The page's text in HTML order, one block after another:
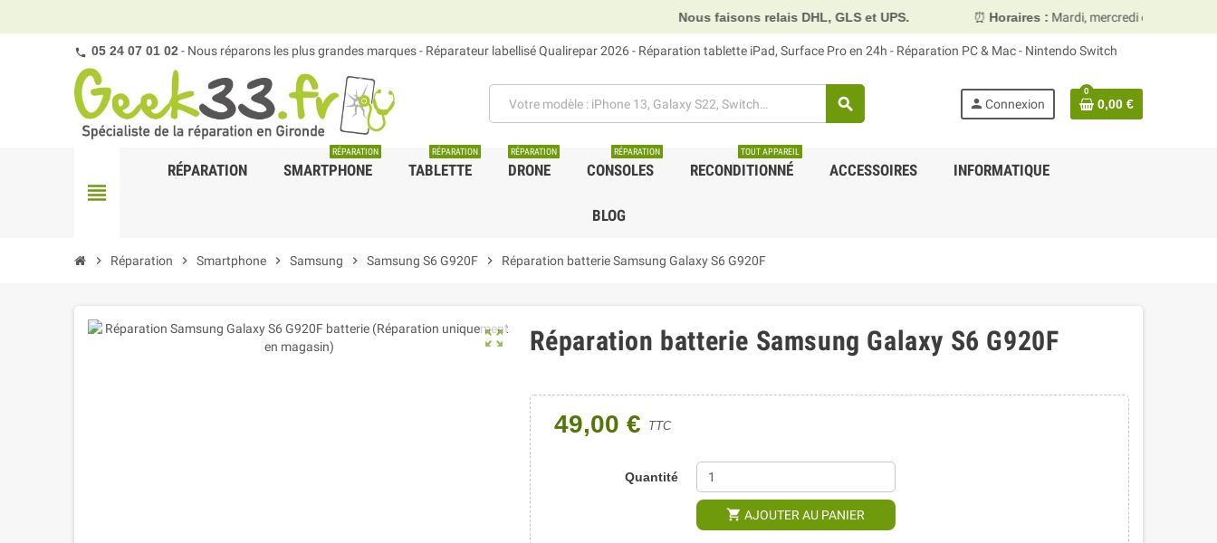
Nous faisons relais DHL, GLS et UPS. ⏰Horaires : Mardi, mercredi et vendredi 10h00–13h30 &
05 24 07 01 02- Nous réparons les plus grandes marques - Réparateur labellisé Qualirepar 2026 - Réparation tablette iPad, Surface Pro en 24h - Réparation PC & Mac - Nintendo Switch
search person Connexion
0
0,00 €
view_headline
RÉPARATION SMARTPHONE
RÉPARATION
TABLETTE
RÉPARATION
DRONE
RÉPARATION
CONSOLES
RÉPARATION
RECONDITIONNÉ
TOUT APPAREIL
ACCESSOIRES INFORMATIQUE
BLOG
chevron_right Réparation chevron_right Smartphone chevron_right Samsung chevron_right Samsung S6 G920F chevron_right Réparation batterie Samsung Galaxy S6 G920F
zoom_out_map Réparation batterie Samsung Galaxy S6 G920F
49,00 € TTC
Quantité
shopping_cart AJOUTER AU PANIER